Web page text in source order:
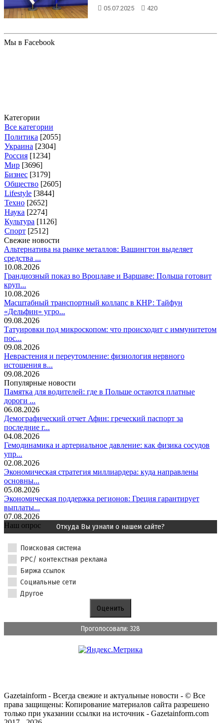
ввести санкции против Израиля. Все...
05.07.2025 420
Мы в Facebook
Категории
Все категории
Политика [2055]
Украина [2304]
Россия [1234]
Мир [3696]
Бизнес [3179]
Общество [2605]
Lifestyle [3844]
Техно [2652]
Наука [2274]
Культура [1126]
Спорт [2512]
Свежие новости
Альтернатива на рынке металлов: Вашингтон выделяет
средства ...
10.08.2026
Грандиозный показ во Вроцлаве и Варшаве: Польша готовит
круп...
10.08.2026
Масштабный транспортный коллапс в КНР: Тайфун
«Дельфин» угро...
09.08.2026
Татуировки под микроскопом: что происходит с иммунитетом
пос...
09.08.2026
Неврастения и переутомление: физиология нервного
истощения в...
09.08.2026
Популярные новости
Памятка для водителей: где в Польше остаются платные
дороги ...
06.08.2026
Демографический отчет Афин: греческий паспорт за
последние г...
04.08.2026
Гемодинамика и артериальное давление: как физика сосудов
упр...
02.08.2026
Экономическая стратегия миллиардера: куда направлены
основны...
05.08.2026
Экономическая поддержка регионов: Греция гарантирует
выплаты...
07.08.2026
Наш опрос
Откуда Вы узнали о нашем сайте?
Поисковая система
PPC/ контекстная реклама
Биржа ссылок
Социальные сети
Другое
Проголосовали: 328
Gazetainform - Всегда свежие и актуальные новости - © Все
права защищены: Копирование материалов сайта разрешено
только при указании ссылки на источник - Gazetainform.com